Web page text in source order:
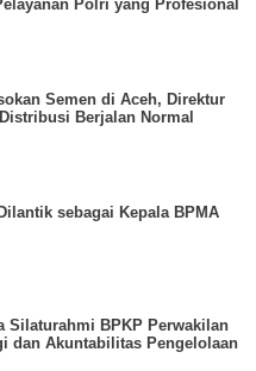
Polri yang Profesional
Semen di Aceh, Direktur
Berjalan Normal
sebagai Kepala BPMA
Silaturahmi BPKP Perwakilan
dan Akuntabilitas Pengelolaan